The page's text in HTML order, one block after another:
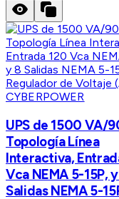
CYBERPOWER
UPS de 1500 VA/
Topología Línea
Interactiva,
Vca NEMA 5-15P,
Salidas NEMA 5-